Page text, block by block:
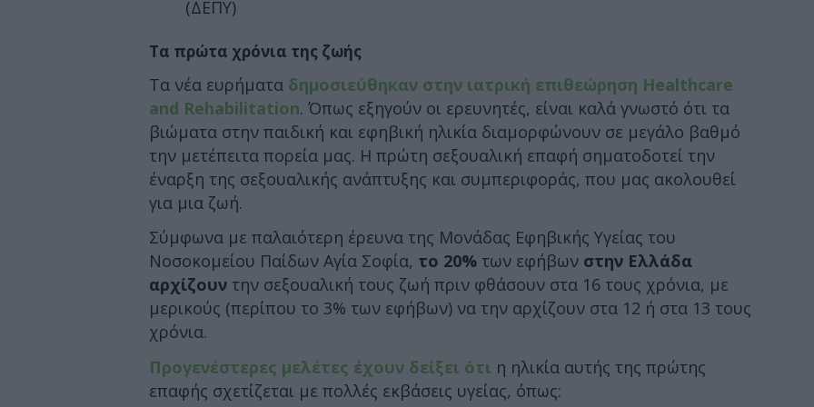
(ΔΕΠΥ)
Τα πρώτα χρόνια της ζωής
Τα νέα ευρήματα δημοσιεύθηκαν στην ιατρική επιθεώρηση Healthcare
and Rehabilitation. Όπως εξηγούν οι ερευνητές, είναι καλά γνωστό ότι τα
βιώματα στην παιδική και εφηβική ηλικία διαμορφώνουν σε μεγάλο βαθμό
την μετέπειτα πορεία μας. Η πρώτη σεξουαλική επαφή σηματοδοτεί την
έναρξη της σεξουαλικής ανάπτυξης και συμπεριφοράς, που μας ακολουθεί
για μια ζωή.
Σύμφωνα με παλαιότερη έρευνα της Μονάδας Εφηβικής Υγείας του
Νοσοκομείου Παίδων Αγία Σοφία, το 20% των εφήβων στην Ελλάδα
αρχίζουν την σεξουαλική τους ζωή πριν φθάσουν στα 16 τους χρόνια, με
μερικούς (περίπου το 3% των εφήβων) να την αρχίζουν στα 12 ή στα 13 τους
χρόνια.
Προγενέστερες μελέτες έχουν δείξει ότι η ηλικία αυτής της πρώτης
επαφής σχετίζεται με πολλές εκβάσεις υγείας, όπως: